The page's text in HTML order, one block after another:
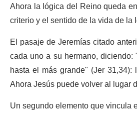
Ahora la lógica del Reino queda
criterio y el sentido de la vida de la
El pasaje de Jeremías citado
cada uno a su hermano,
hasta el más grande" (Jer
Ahora Jesús puede volver al lugar
Un segundo elemento que vincula